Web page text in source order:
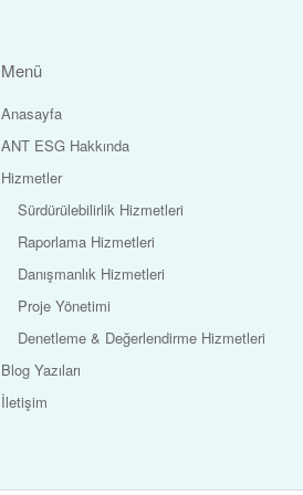
Menü
Anasayfa
ANT ESG Hakkında
Hizmetler
Sürdürülebilirlik Hizmetleri
Raporlama Hizmetleri
Danışmanlık Hizmetleri
Proje Yönetimi
Denetleme & Değerlendirme Hizmetleri
Blog Yazıları
İletişim